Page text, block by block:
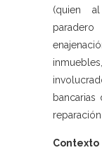
(quien
bancarias
Contexto